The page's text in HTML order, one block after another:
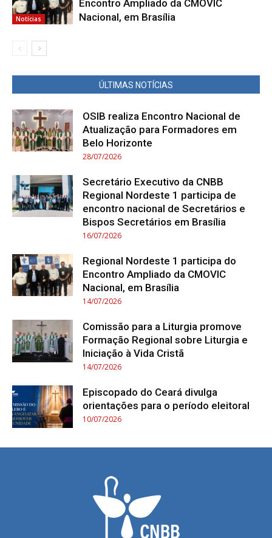
Notícias
Encontro Ampliado da CMOVIC
Nacional, em Brasília
ÚLTIMAS NOTÍCIAS
OSIB realiza Encontro Nacional de
Atualização para Formadores em
Belo Horizonte
28/07/2026
Secretário Executivo da CNBB
Regional Nordeste 1 participa de
encontro nacional de Secretários e
Bispos Secretários em Brasília
16/07/2026
Regional Nordeste 1 participa do
Encontro Ampliado da CMOVIC
Nacional, em Brasília
14/07/2026
Comissão para a Liturgia promove
Formação Regional sobre Liturgia e
Iniciação à Vida Cristã
14/07/2026
Episcopado do Ceará divulga
orientações para o período eleitoral
10/07/2026